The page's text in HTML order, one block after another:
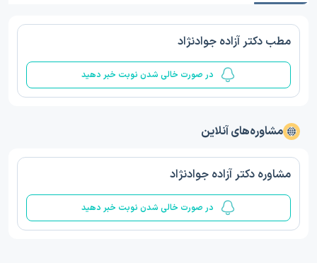
مطب دکتر آزاده جوادنژاد
در صورت خالی شدن نوبت خبر دهید
مشاوره‌های آنلاین
مشاوره دکتر آزاده جوادنژاد
در صورت خالی شدن نوبت خبر دهید